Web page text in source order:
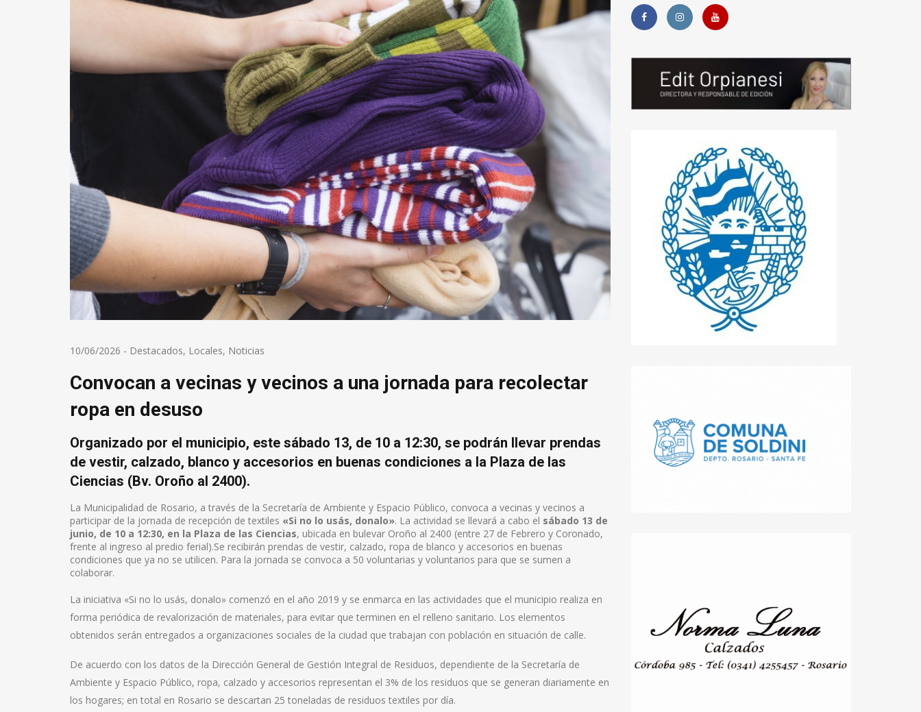
10/06/2026 - Destacados, Locales, Noticias
Convocan a vecinas y vecinos a una jornada para recolectar
ropa en desuso
Organizado por el municipio, este sábado 13, de 10 a 12:30, se podrán llevar prendas
de vestir, calzado, blanco y accesorios en buenas condiciones a la Plaza de las
Ciencias (Bv. Oroño al 2400).
La Municipalidad de Rosario, a través de la Secretaría de Ambiente y Espacio Público, convoca a vecinas y vecinos a
participar de la jornada de recepción de textiles «Si no lo usás, donalo». La actividad se llevará a cabo el sábado 13 de
junio, de 10 a 12:30, en la Plaza de las Ciencias, ubicada en bulevar Oroño al 2400 (entre 27 de Febrero y Coronado,
frente al ingreso al predio ferial).Se recibirán prendas de vestir, calzado, ropa de blanco y accesorios en buenas
condiciones que ya no se utilicen. Para la jornada se convoca a 50 voluntarias y voluntarios para que se sumen a
colaborar.
La iniciativa «Si no lo usás, donalo» comenzó en el año 2019 y se enmarca en las actividades que el municipio realiza en
forma periódica de revalorización de materiales, para evitar que terminen en el relleno sanitario. Los elementos
obtenidos serán entregados a organizaciones sociales de la ciudad que trabajan con población en situación de calle.
De acuerdo con los datos de la Dirección General de Gestión Integral de Residuos, dependiente de la Secretaría de
Ambiente y Espacio Público, ropa, calzado y accesorios representan el 3% de los residuos que se generan diariamente en
los hogares; en total en Rosario se descartan 25 toneladas de residuos textiles por día.